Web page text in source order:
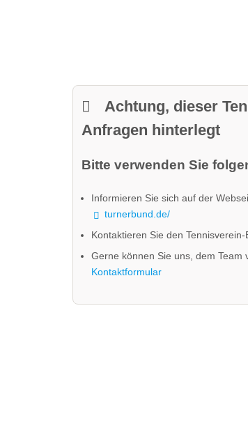
Achtung, dieser
Anfragen hinterlegt
Bitte verwenden Sie
Informieren Sie sich auf der
turnerbund.de/
Kontaktieren Sie den
Gerne können Sie uns, dem Team
Kontaktformular